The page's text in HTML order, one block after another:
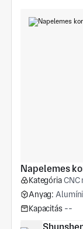
Napelemes
KategóriaCNC
Anyag:
Kapacitás --